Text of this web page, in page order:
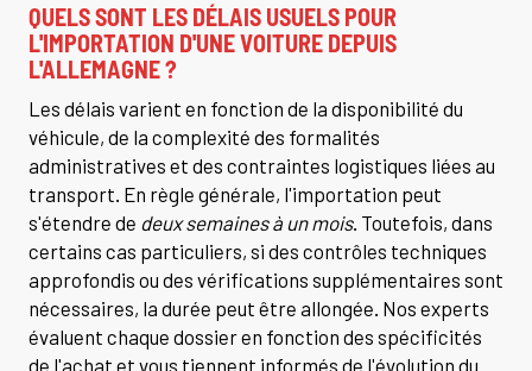
QUELS SONT LES DÉLAIS USUELS POUR
L'IMPORTATION D'UNE VOITURE DEPUIS
L'ALLEMAGNE ?
Les délais varient en fonction de la disponibilité du
véhicule, de la complexité des formalités
administratives et des contraintes logistiques liées au
transport. En règle générale, l'importation peut
s'étendre de deux semaines à un mois. Toutefois, dans
certains cas particuliers, si des contrôles techniques
approfondis ou des vérifications supplémentaires sont
nécessaires, la durée peut être allongée. Nos experts
évaluent chaque dossier en fonction des spécificités
de l'achat et vous tiennent informés de l'évolution du